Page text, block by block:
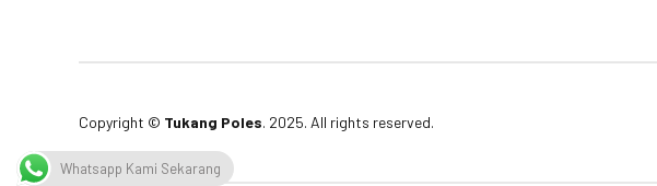
Copyright © Tukang Poles. 2025. All rights reserved.
Whatsapp Kami Sekarang